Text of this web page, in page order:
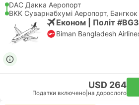
DAC Дакка Аеропорт
BKK Суварнабхумі Аеропорт, Бангкок
Економ | Політ
Biman Bangladesh
USD 264
Податки включено на дорослого